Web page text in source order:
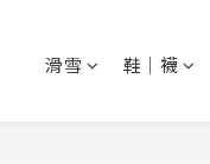
滑雪 鞋│襪